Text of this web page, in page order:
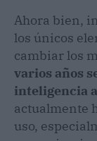
Ahora bien,
los únicos
cambiar los
varios años
inteligencia
actualmente
uso,